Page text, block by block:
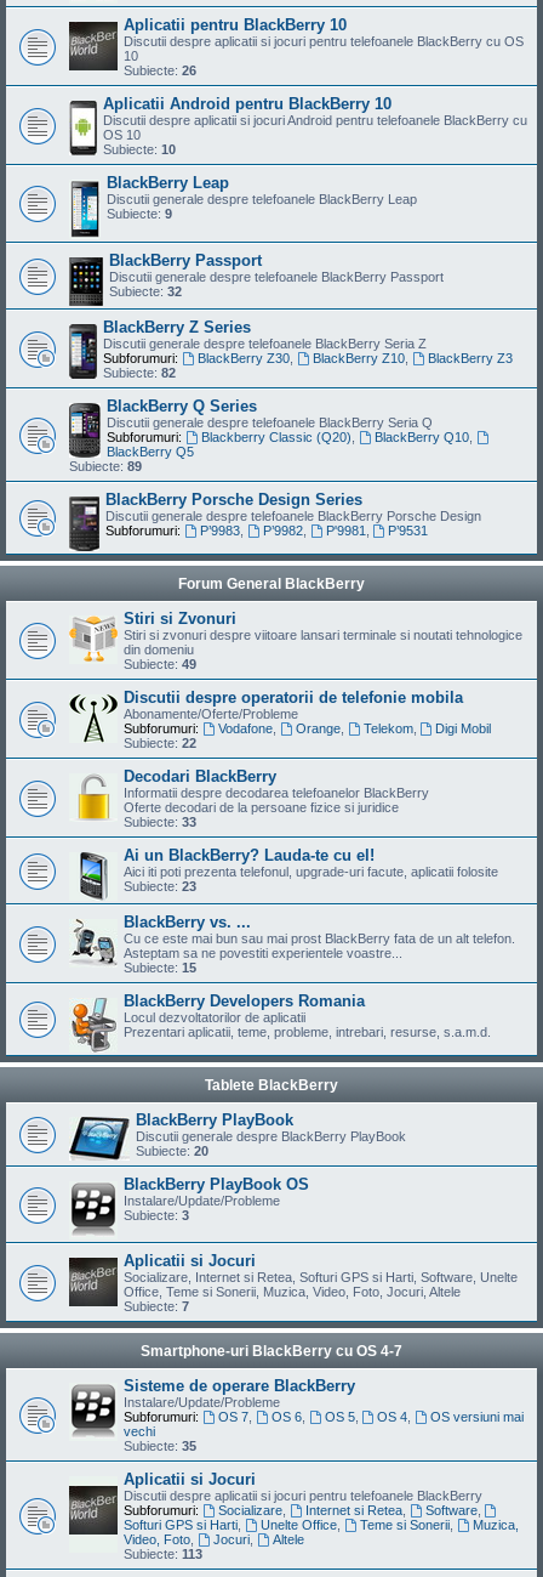
Aplicatii pentru BlackBerry 10
Discutii despre aplicatii si jocuri pentru telefoanele BlackBerry cu OS
10
Subiecte: 26
Aplicatii Android pentru BlackBerry 10
Discutii despre aplicatii si jocuri Android pentru telefoanele BlackBerry cu
OS 10
Subiecte: 10
BlackBerry Leap
Discutii generale despre telefoanele BlackBerry Leap
Subiecte: 9
BlackBerry Passport
Discutii generale despre telefoanele BlackBerry Passport
Subiecte: 32
BlackBerry Z Series
Discutii generale despre telefoanele BlackBerry Seria Z
Subforumuri:
BlackBerry Z30, BlackBerry Z10,
BlackBerry Z3
Subiecte: 82
BlackBerry Q Series
Discutii generale despre telefoanele BlackBerry Seria Q
Subforumuri:
Blackberry Classic (Q20) BlackBerry Q10,
BlackBerry Q5
Subiecte: 89
BlackBerry Porsche Design Series
Discutii generale despre telefoanele BlackBerry Porsche Design
Subforumuri:
P’9983, P’9982, P'9981 P’9531
Forum General BlackBerry
Stiri si Zvonuri
Stiri si zvonuri despre viitoare lansari terminale si noutati tehnologice
din domeniu
Subiecte: 49
Discutii despre operatorii de telefonie mobila
Abonamente/Oferte/Probleme
Subforumuri:
Vodafone, Orange, Telekom,
Digi Mobil
Subiecte: 22
Decodari BlackBerry
Informatii despre decodarea telefoanelor BlackBerry
Oferte decodari de la persoane fizice si juridice
Subiecte: 33
Ai un BlackBerry? Lauda-te cu el!
Aici iti poti prezenta telefonul, upgrade-uri facute, aplicatii folosite
Subiecte: 23
BlackBerry vs. ...
Cu ce este mai bun sau mai prost BlackBerry fata de un alt telefon.
Asteptam sa ne povestiti experientele voastre...
Subiecte: 15
BlackBerry Developers Romania
Locul dezvoltatorilor de aplicatii
Prezentari aplicatii, teme, probleme, intrebari, resurse, s.a.m.d.
Tablete BlackBerry
BlackBerry PlayBook
Discutii generale despre BlackBerry PlayBook
Subiecte: 20
BlackBerry PlayBook OS
Instalare/Update/Probleme
Subiecte: 3
Aplicatii si Jocuri
Socializare, Internet si Retea, Softuri GPS si Harti, Software, Unelte
Office, Teme si Sonerii, Muzica, Video, Foto, Jocuri, Altele
Subiecte: 7
Smartphone-uri BlackBerry cu OS 4-7
Sisteme de operare BlackBerry
Instalare/Update/Probleme
Subforumuri:
OS 7, OS 6, OS 5, OS 4
OS versiuni mai
vechi
Subiecte: 35
Aplicatii si Jocuri
Discutii despre aplicatii si jocuri pentru telefoanele BlackBerry
Subforumuri:
Socializare, Internet si Retea, Software,
Softuri GPS si Harti
Unelte Office, Teme si Sonerii,
Muzica,
Video, Foto
Jocuri,
Altele
Subiecte: 113